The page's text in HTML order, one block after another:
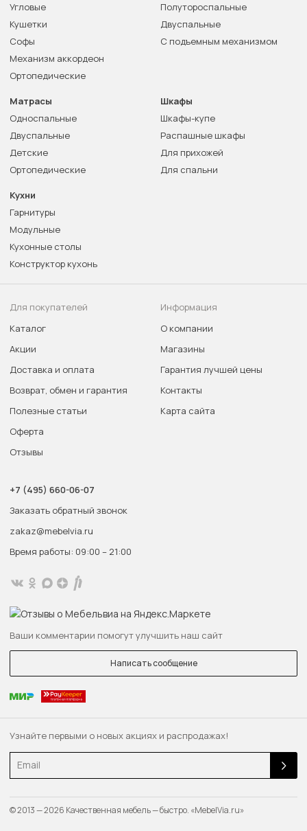
Узнайте первыми о новых акциях и распродажах!
Email
Угловые
Кушетки
Софы
Механизм аккордеон
Ортопедические
Полутороспальные
Двуспальные
С подъемным механизмом
Матрасы
Односпальные
Двуспальные
Детские
Ортопедические
Шкафы
Шкафы-купе
Распашные шкафы
Для прихожей
Для спальни
Кухни
Гарнитуры
Модульные
Кухонные столы
Конструктор кухонь
Для покупателей
Каталог
Акции
Доставка и оплата
Возврат, обмен и гарантия
Полезные статьи
Оферта
Отзывы
Информация
О компании
Магазины
Гарантия лучшей цены
Контакты
Карта сайта
+7 (495) 660-06-07
Заказать обратный звонок
zakaz@mebelvia.ru
Время работы: 09:00 – 21:00
Ваши комментарии помогут улучшить наш сайт
Написать сообщение
© 2013 — 2026 Качественная мебель — быстро. «MebelVia.ru»